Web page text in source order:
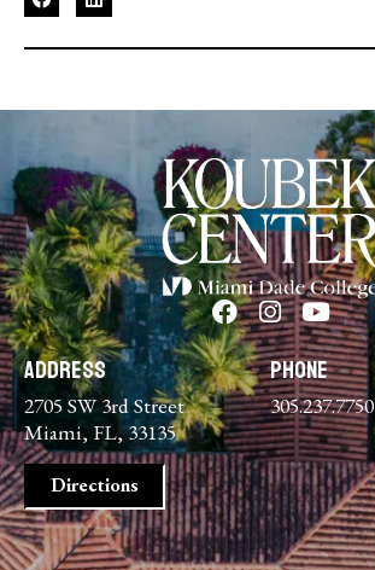
Address
2705 SW 3rd Street
Miami, FL, 33135
Directions
Phone
305.237.7750